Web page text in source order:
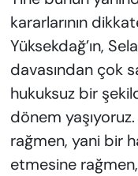
kararlarının
Yüksekdağ’ın,
davasından çok
hukuksuz bir
dönem
rağmen, yani bir
etmesine